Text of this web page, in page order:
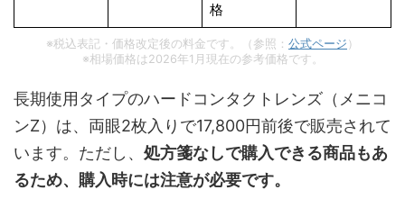
格
※税込表記・価格改定後の料金です。（参照： 公式ページ ）
※相場価格は2026年1月現在の参考価格です。
長期使用タイプのハードコンタクトレンズ（メニコ
ンZ）は、両眼2枚入りで17,800円前後で販売されて
います。ただし、 処方箋なしで購入できる商品もあ
るため、購入時には注意が必要です。